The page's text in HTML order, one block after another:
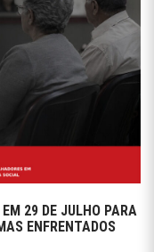
29 DE JULHO PARA
ENFRENTADOS